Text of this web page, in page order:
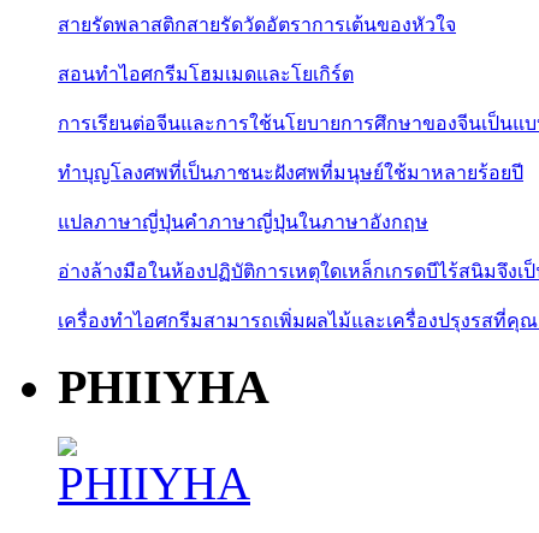
สายรัดพลาสติกสายรัดวัดอัตราการเต้นของหัวใจ
สอนทำไอศกรีมโฮมเมดและโยเกิร์ต
การเรียนต่อจีนและการใช้นโยบายการศึกษาของจีนเป็นแ
ทำบุญโลงศพที่เป็นภาชนะฝังศพที่มนุษย์ใช้มาหลายร้อยปี
แปลภาษาญี่ปุ่นคำภาษาญี่ปุ่นในภาษาอังกฤษ
อ่างล้างมือในห้องปฏิบัติการเหตุใดเหล็กเกรดบีไร้สนิมจึงเ
เครื่องทำไอศกรีมสามารถเพิ่มผลไม้และเครื่องปรุงรสที่คุณ
PHIIYHA